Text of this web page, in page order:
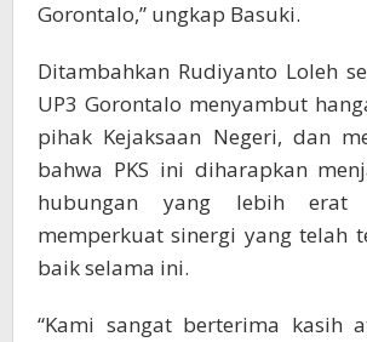
Gorontalo,” ungkap Basuki.
Ditambahkan Rudiyanto Loleh
UP3 Gorontalo menyambut
pihak Kejaksaan Negeri, dan
bahwa PKS ini diharapkan
hubungan yang lebih erat
memperkuat sinergi yang telah
baik selama ini.
“Kami sangat berterima kasih